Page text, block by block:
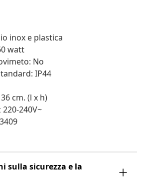
inox e plastica
watt
No
IP44
cm. (l x h)
240V~
sulla sicurezza e la